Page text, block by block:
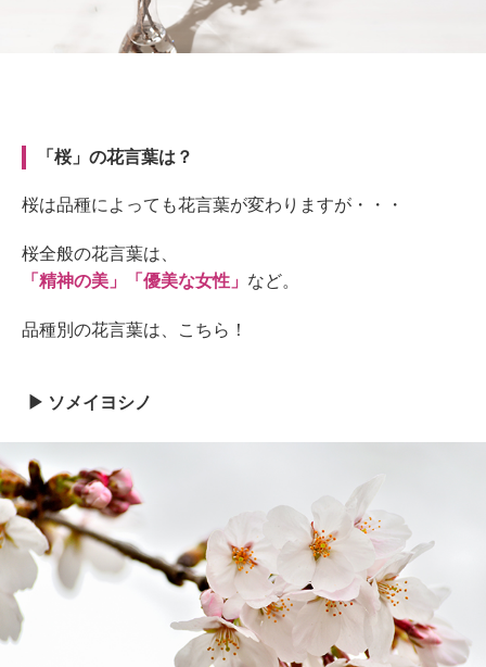
「桜」の花言葉は？
桜は品種によっても花言葉が変わりますが・・・
桜全般の花言葉は、
「精神の美」「優美な女性」 など。
品種別の花言葉は、こちら！
ソメイヨシノ